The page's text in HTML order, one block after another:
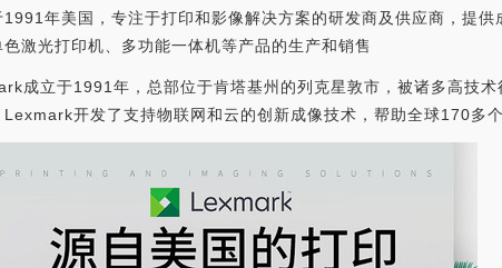
1991年美国，专注于打印和影像解决方案的研发商及供应商，提
色激光打印机、多功能一体机等产品的生产和销售
成立于1991年，总部位于肯塔基州的列克星敦市，被诸多高技
Lexmark开发了支持物联网和云的创新成像技术，帮助全球170多